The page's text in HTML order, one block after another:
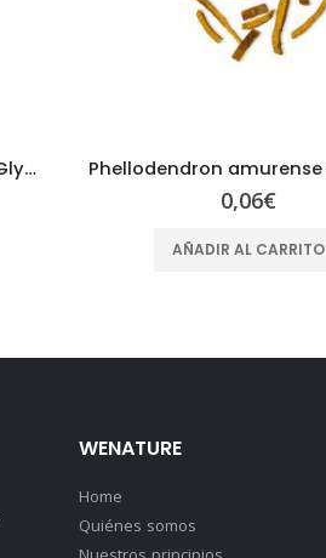
Phellodendron amurense HUANG BAI Cortex Phellodendri
0,05€
AÑADIR AL CARRITO
WENATURE
Home
Quiénes somos